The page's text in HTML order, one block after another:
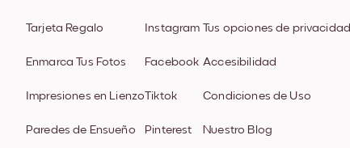
Tarjeta Regalo
Enmarca Tus Fotos
Impresiones en Lienzo
Paredes de Ensueño
Instagram
Facebook
Tiktok
Pinterest
Tus opciones de privacidad
Accesibilidad
Condiciones de Uso
Nuestro Blog